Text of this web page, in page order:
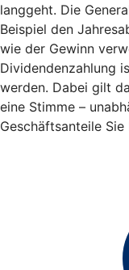
langgeht. Die
Beispiel den
wie der Gewinn
Dividendenzahlung
werden. Dabei gilt
eine Stimme –
Geschäftsanteile Sie